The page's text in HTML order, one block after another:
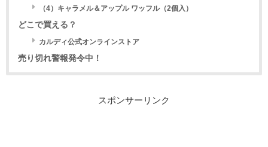
（4）キャラメル＆アップル ワッフル（2個入）
どこで買える？
カルディ公式オンラインストア
売り切れ警報発令中！
スポンサーリンク